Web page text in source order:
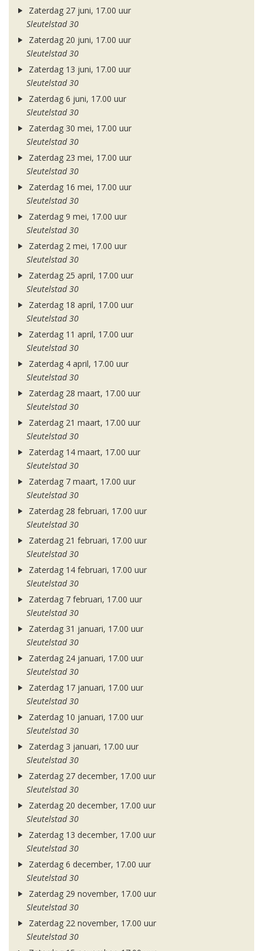
Zaterdag 27 juni, 17.00 uur
Sleutelstad 30
Zaterdag 20 juni, 17.00 uur
Sleutelstad 30
Zaterdag 13 juni, 17.00 uur
Sleutelstad 30
Zaterdag 6 juni, 17.00 uur
Sleutelstad 30
Zaterdag 30 mei, 17.00 uur
Sleutelstad 30
Zaterdag 23 mei, 17.00 uur
Sleutelstad 30
Zaterdag 16 mei, 17.00 uur
Sleutelstad 30
Zaterdag 9 mei, 17.00 uur
Sleutelstad 30
Zaterdag 2 mei, 17.00 uur
Sleutelstad 30
Zaterdag 25 april, 17.00 uur
Sleutelstad 30
Zaterdag 18 april, 17.00 uur
Sleutelstad 30
Zaterdag 11 april, 17.00 uur
Sleutelstad 30
Zaterdag 4 april, 17.00 uur
Sleutelstad 30
Zaterdag 28 maart, 17.00 uur
Sleutelstad 30
Zaterdag 21 maart, 17.00 uur
Sleutelstad 30
Zaterdag 14 maart, 17.00 uur
Sleutelstad 30
Zaterdag 7 maart, 17.00 uur
Sleutelstad 30
Zaterdag 28 februari, 17.00 uur
Sleutelstad 30
Zaterdag 21 februari, 17.00 uur
Sleutelstad 30
Zaterdag 14 februari, 17.00 uur
Sleutelstad 30
Zaterdag 7 februari, 17.00 uur
Sleutelstad 30
Zaterdag 31 januari, 17.00 uur
Sleutelstad 30
Zaterdag 24 januari, 17.00 uur
Sleutelstad 30
Zaterdag 17 januari, 17.00 uur
Sleutelstad 30
Zaterdag 10 januari, 17.00 uur
Sleutelstad 30
Zaterdag 3 januari, 17.00 uur
Sleutelstad 30
Zaterdag 27 december, 17.00 uur
Sleutelstad 30
Zaterdag 20 december, 17.00 uur
Sleutelstad 30
Zaterdag 13 december, 17.00 uur
Sleutelstad 30
Zaterdag 6 december, 17.00 uur
Sleutelstad 30
Zaterdag 29 november, 17.00 uur
Sleutelstad 30
Zaterdag 22 november, 17.00 uur
Sleutelstad 30